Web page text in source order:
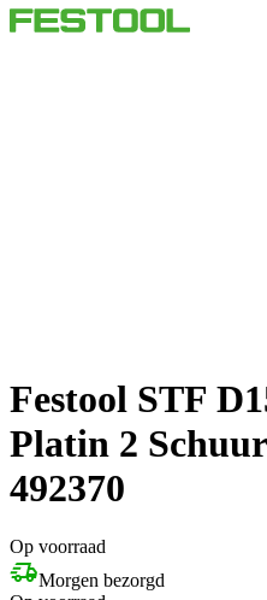
Festool STF
Platin 2
492370
Op voorraad
Morgen bezorgd